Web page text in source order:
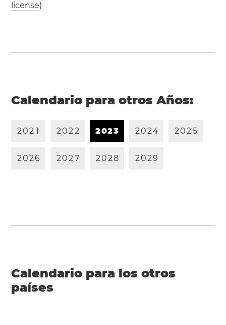
license)
Calendario para otros Años:
202 1 2022 2023 2024 2025
2026 2027 2028 2029
Calendario para los otros
países